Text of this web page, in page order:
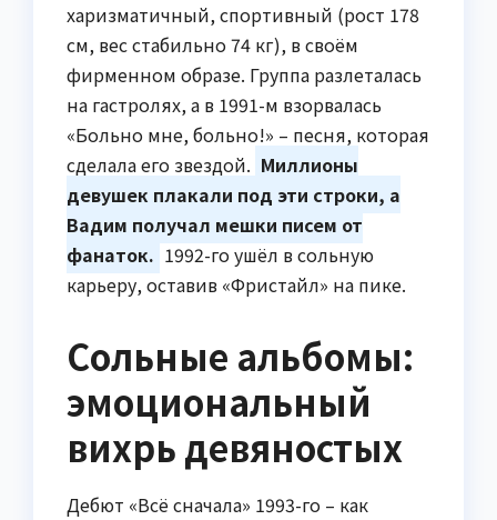
харизматичный, спортивный (рост 178
см, вес стабильно 74 кг), в своём
фирменном образе. Группа разлеталась
на гастролях, а в 1991-м взорвалась
«Больно мне, больно!» – песня, которая
сделала его звездой. Миллионы
девушек плакали под эти строки, а
Вадим получал мешки писем от
фанаток. 1992-го ушёл в сольную
карьеру, оставив «Фристайл» на пике.
Сольные альбомы:
эмоциональный
вихрь девяностых
Дебют «Всё сначала» 1993-го – как